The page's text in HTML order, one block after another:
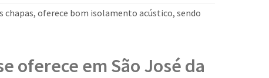
oferece bom isolamento acústico, sendo
oferece em São José da